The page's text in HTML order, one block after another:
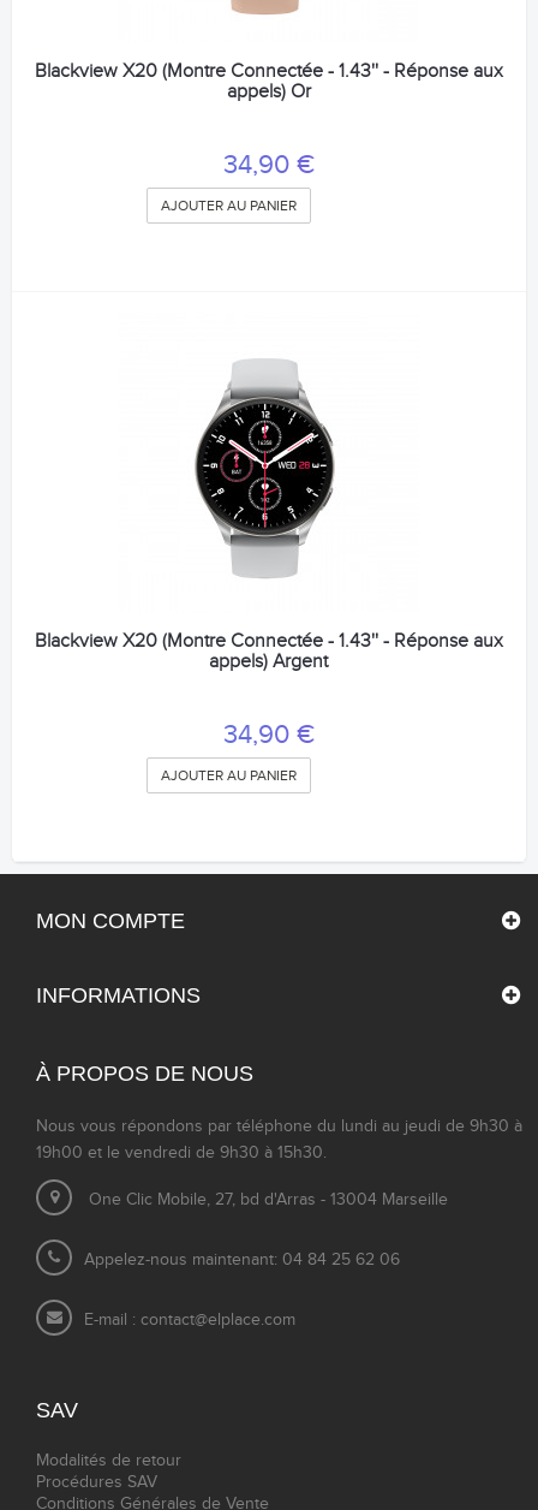
Blackview X20 (Montre Connectée - 1.43'' - Réponse aux
appels) Or
34,90 €
AJOUTER AU PANIER
Blackview X20 (Montre Connectée - 1.43'' - Réponse aux
appels) Argent
34,90 €
AJOUTER AU PANIER
MON COMPTE
INFORMATIONS
À PROPOS DE NOUS
Nous vous répondons par téléphone du lundi au jeudi de 9h30 à
19h00 et le vendredi de 9h30 à 15h30.
One Clic Mobile, 27, bd d'Arras - 13004 Marseille
Appelez-nous maintenant: 04 84 25 62 06
E-mail : contact@elplace.com
SAV
Modalités de retour
Procédures SAV
Conditions Générales de Vente